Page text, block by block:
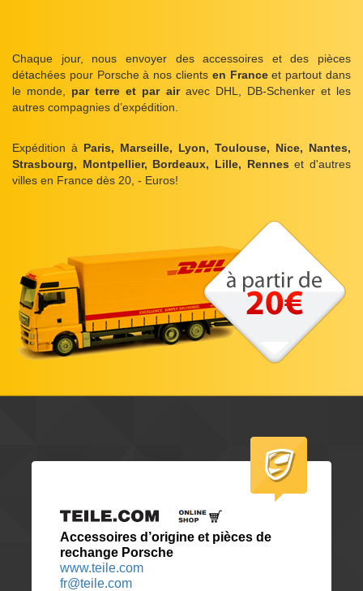
Chaque jour, nous envoyer des accessoires et des pièces
détachées pour Porsche à nos clients en Franceet partout dans
le monde, par terre et par airavec DHL, DB-Schenker et les
autres compagnies d’expédition.
Expédition à Paris, Marseille, Lyon, Toulouse, Nice, Nantes,
Strasbourg, Montpellier, Bordeaux, Lille, Rennes et d'autres
villes en France dès 20, - Euros!
Accessoires d’origine et pièces de
rechange Porsche
www.teile.com
fr@teile.com